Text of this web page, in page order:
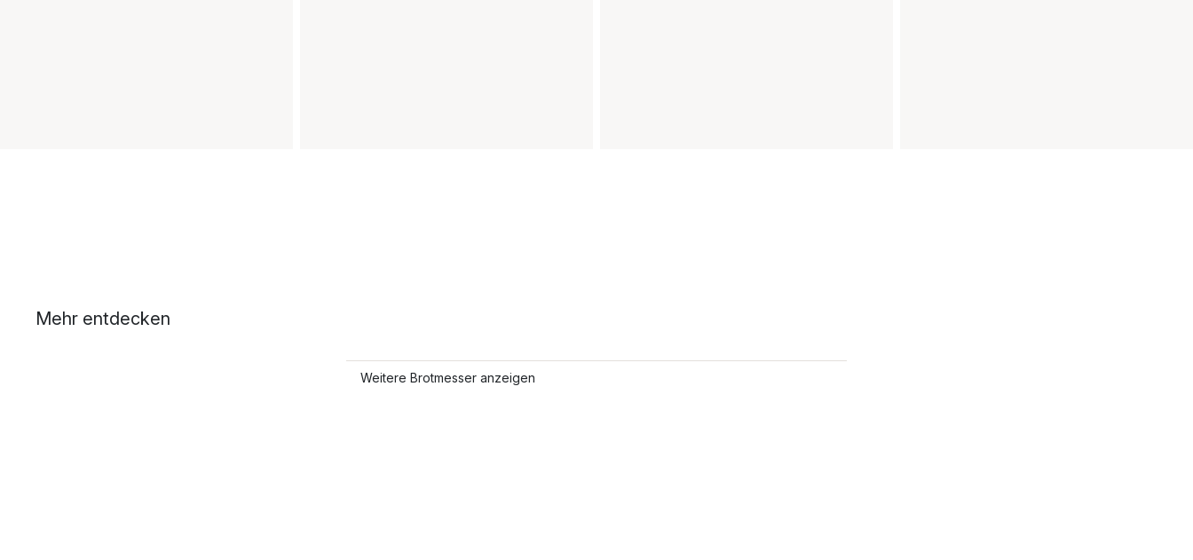
Mehr entdecken
Weitere Brotmesser anzeigen